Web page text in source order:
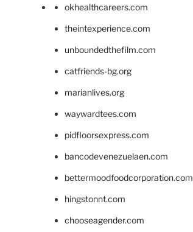
okhealthcareers.com
theintexperience.com
unboundedthefilm.com
catfriends-bg.org
marianlives.org
waywardtees.com
pidfloorsexpress.com
bancodevenezuelaen.com
bettermoodfoodcorporation.com
hingstonnt.com
chooseagender.com